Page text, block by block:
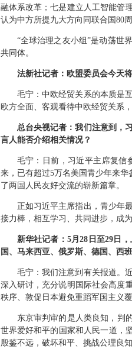
融体系改革；七是建立人工智能管
认为中方所提九大方向同联合国80
“全球治理之友小组”是动荡世
共同体。
法新社记者：欧盟委员会今天
毛宁：中欧经贸关系的本质是
欧方全面、客观看待中欧经贸关系
总台央视记者：我们注意到，
言人能否介绍相关情况？
毛宁：日前，习近平主席复信
来，已有超过5万名美国青少年来
了两国人民友好交流的崭新篇章。
正如习近平主席指出，青少年
接力棒，相互学习、共同进步，成
新华社记者：5月28日至29日
国、马来西亚、俄罗斯、德国、西
毛宁：我们注意到有关报道。
深入研讨，充分说明国际社会高度
秩序、敦促日本避免重蹈军国主义
东京审判审的是人类良知，判
世界爱好和平的国家和人民一道，
殷鉴不远，破坏和平、挑战公理良